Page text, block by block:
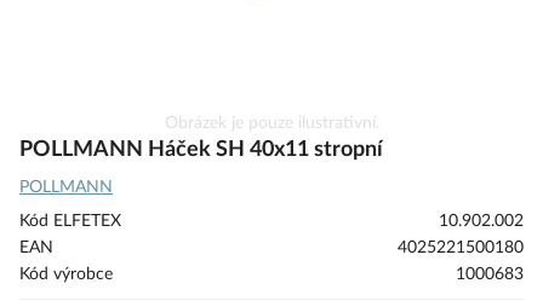
na
galerie
s
obrázky
Obrázek je pouze ilustrativní.
POLLMANN Háček SH 40x11 stropní
POLLMANN
Kód ELFETEX
10.902.002
EAN
4025221500180
Kód výrobce
1000683